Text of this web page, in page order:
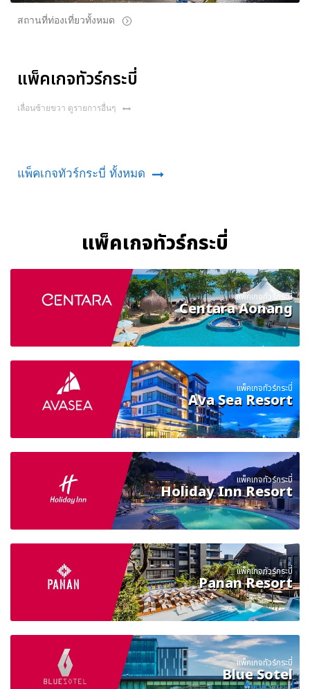
สถานที่ท่องเที่ยวทั้งหมด
แพ็คเกจทัวร์กระบี่
เลื่อนซ้ายขวา ดูรายการอื่นๆ
แพ็คเกจทัวร์กระบี่ ทั้งหมด
แพ็คเกจทัวร์กระบี่
แพ็คเกจทัวร์กระบี่
Centara Aonang
แพ็คเกจทัวร์กระบี่
Ava Sea Resort
แพ็คเกจทัวร์กระบี่
Holiday Inn Resort
แพ็คเกจทัวร์กระบี่
Panan Resort
แพ็คเกจทัวร์กระบี่
Blue Sotel